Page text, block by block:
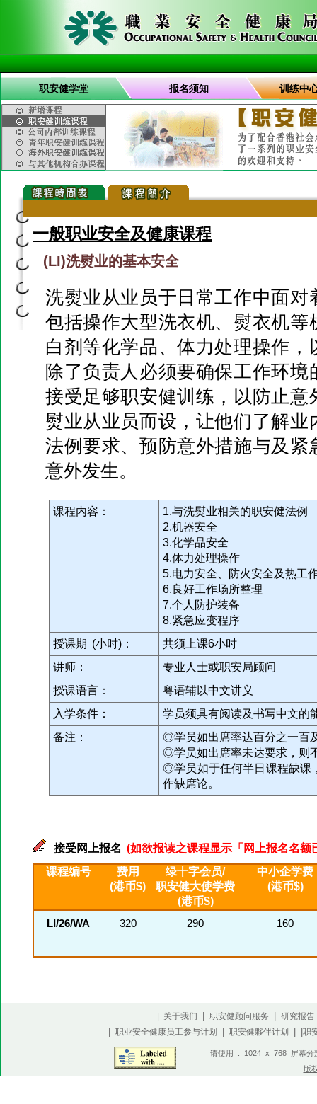
职安健学堂 报名须知 训练中
一般职业安全及健康课程
(LI)洗熨业的基本安全
洗熨业从业员于日常工作中面对
包括操作大型洗衣机、熨衣机等
白剂等化学品、体力处理操作
除了负责人必须要确保工作环
接受足够职安健训练，以防止意
熨业从业员而设，让他们了解业
法例要求、预防意外措施与及紧
意外发生。
课程内容：
1.与洗熨业相关的职安健法例
2.机器安全
3.化学品安全
4.体力处理操作
5.电力安全、防火安全及热工
6.良好工作场所整理
7.个人防护装备
8.紧急应变程序
授课期 (小时)：
共须上课6小时
讲师：
专业人士或职安局顾问
授课语言：
粤语辅以中文讲义
入学条件：
学员须具有阅读及书写中文的
备注：
◎学员如出席率达百分之一百
◎学员如出席率未达要求，则
◎学员如于任何半日课程缺课
作缺席论。
接受网上报名 (如欲报读之课程显示「网上报名名
课程编号
费用
(港币$)
绿十字会员/
职安健大使学费
(港币$)
中小企学费
(港币$)
LI/26/WA 320 290 160
| 关于我们 职安健顾问服务 研究报告
职业安全健康员工参与计划 职安健夥伴计划 职
请使用 : 1024 x 768 屏幕分
版